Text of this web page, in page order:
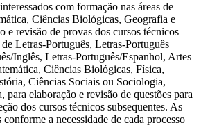
com formação nas áreas de
Ciências Biológicas, Geografia e
e revisão de provas dos cursos técnicos
Letras-Português, Letras-Português
Inglês, Letras-Português/Espanhol, Artes
Ciências Biológicas, Física,
Ciências Sociais ou Sociologia,
elaboração e revisão de questões para
dos cursos técnicos subsequentes. As
conforme a necessidade de cada processo